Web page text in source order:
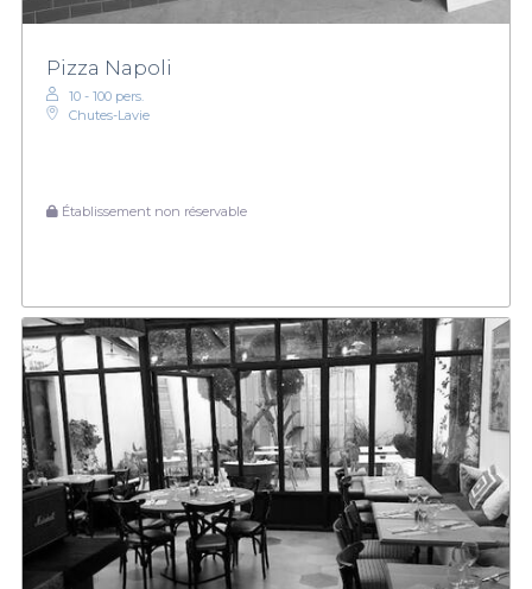
Pizza Napoli
10 - 100 pers.
Chutes-Lavie
Établissement non réservable